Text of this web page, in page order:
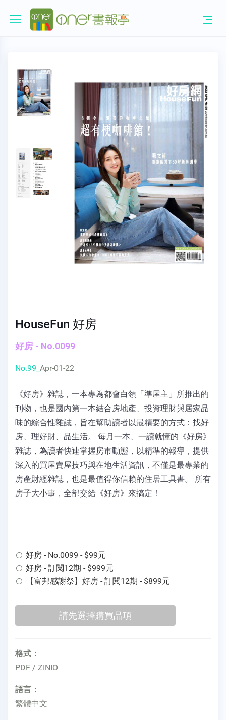
HouseFun 好房
好房 - No.0099
No.99_ Apr-01-22
《好房》雜誌，一本專為都會白領「準屋主」所推出的
刊物，也是國內第一本結合房地產、投資理財與居家品
味的綜合性雜誌，旨在幫助讀者以最精要的方式：找好
房、理好財、品生活。 每月一本、一讀就懂的《好房》
雜誌，為讀者快速掌握房市動態，以精準的報導，提供
深入的買屋賣屋技巧與在地生活資訊，不僅是最專業的
房產財經雜誌，也是最值得你信賴的住居工具書。 所有
房子大小事，全部交給《好房》來搞定！
好房 - No.0099 - $99元
好房 - 訂閱12期 - $999元
【富邦感謝祭】好房 - 訂閱12期 - $899元
格式：
PDF / ZINIO
語言：
繁體中文